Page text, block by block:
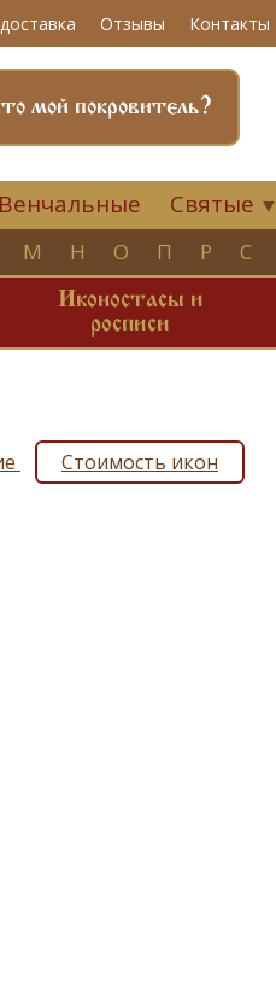
Отзывы Контакты
мой покровитель?
Венчальные Святые ▼
М Н О П Р С
Иконостасы и
росписи
Стоимость икон